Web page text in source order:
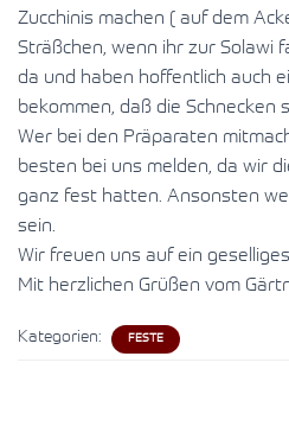
Zucchinis machen ( auf dem
Sträßchen, wenn ihr zur Solawi
da und haben hoffentlich auch
bekommen, daß die Schnecken
Wer bei den Präparaten
besten bei uns melden, da wir
ganz fest hatten. Ansonsten
sein.
Wir freuen uns auf ein
Mit herzlichen Grüßen vom
Kategorien: FESTE